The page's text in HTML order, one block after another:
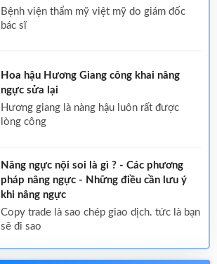
bệnh viện thẩm mỹ việt mỹ do giám đốc
bác sĩ
Hoa hậu Hương Giang công khai nâng
ngực sửa lại
hương giang là nàng hậu luôn rất được
lòng công
Nâng ngực nội soi là gì ? - Các phương
pháp nâng ngực - Những điều cần lưu ý
khi nâng ngực
copy trade là sao chép giao dịch. tức là bạn
sẽ đi sao